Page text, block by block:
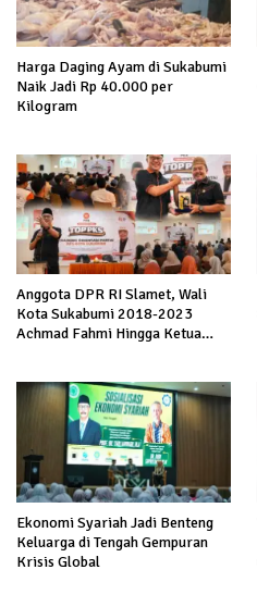
Harga Daging Ayam di Sukabumi
Naik Jadi Rp 40.000 per
Kilogram
Anggota DPR RI Slamet, Wali
Kota Sukabumi 2018-2023
Achmad Fahmi Hingga Ketua
Sukabumi
Ekonomi Syariah Jadi Benteng
Keluarga di Tengah Gempuran
Krisis Global